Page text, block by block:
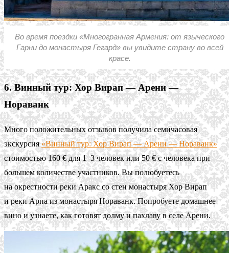
Во время поездки «Многогранная Армения: от языческого
Гарни до монастыря Гегард» вы увидите страну во всей
красе.
6. Винный тур: Хор Вирап — Арени —
Нораванк
Много положительных отзывов получила семичасовая
экскурсия«Винный тур: Хор Вирап — Арени — Нораванк»
стоимостью 160 € для 1–3 человек или 50 € с человека при
большем количестве участников. Вы полюбуетесь
на окрестности реки Аракс со стен монастыря Хор Вирап
и реки Арпа из монастыря Нораванк. Попробуете домашнее
вино и узнаете, как готовят долму и пахлаву в селе Арени.